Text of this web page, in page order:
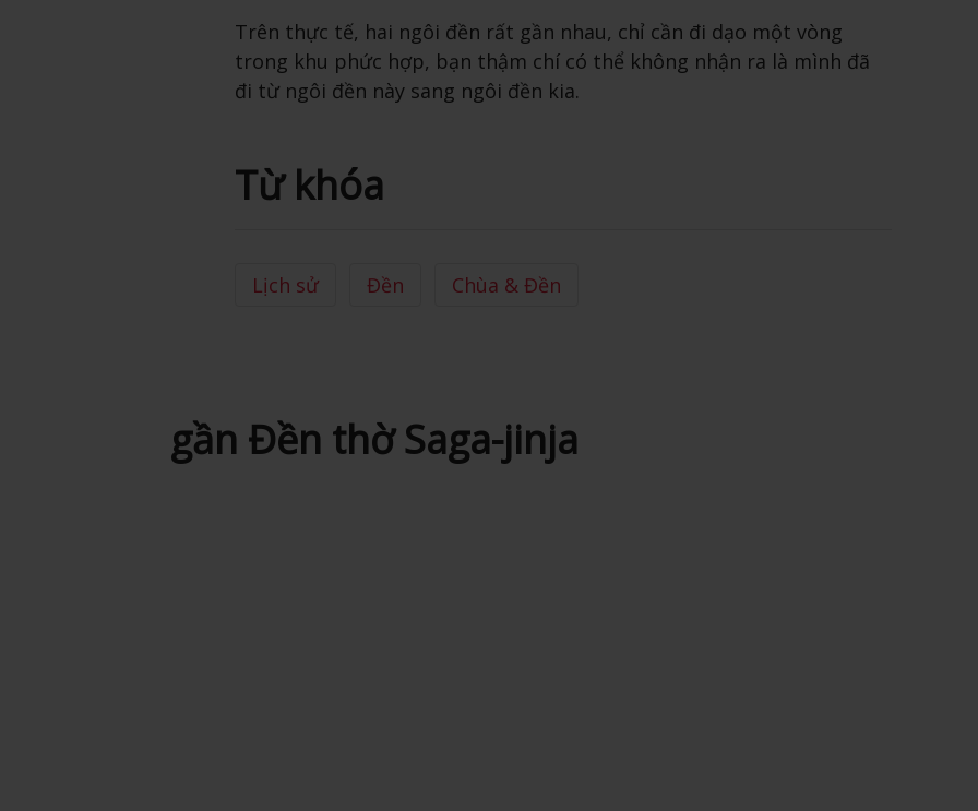
Trên thực tế, hai ngôi đền rất gần nhau, chỉ cần đi dạo một vòng
trong khu phức hợp, bạn thậm chí có thể không nhận ra là mình đã
đi từ ngôi đền này sang ngôi đền kia.
Từ khóa
Lịch sử Đền Chùa & Đền
gần Đền thờ Saga-jinja